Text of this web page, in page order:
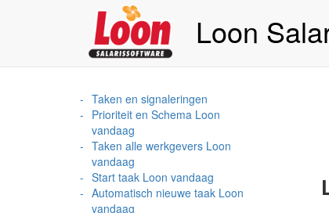
Loon
Taken en signaleringen
Prioriteit en Schema Loon
vandaag
Taken alle werkgevers Loon
vandaag
Start taak Loon vandaag
Automatisch nieuwe taak Loon
vandaag